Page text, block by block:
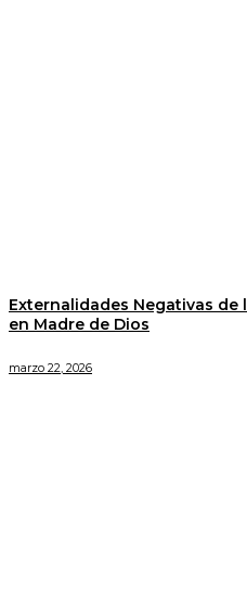
Externalidades Negativas de
en Madre de Dios
marzo 22, 2026